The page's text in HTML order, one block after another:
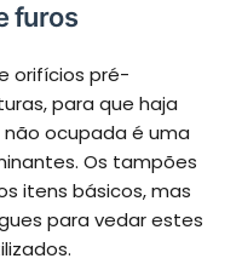
furos
orifícios pré-
para que haja
não ocupada é uma
Os tampões
itens básicos, mas
para vedar estes